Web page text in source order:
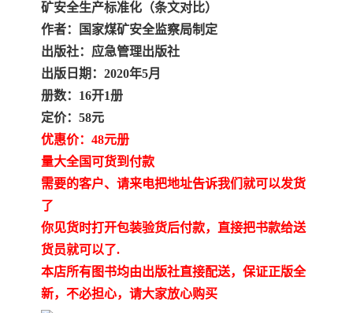
矿安全生产标准化（条文对比）
作者：国家煤矿安全监察局制定
出版社：应急管理出版社
出版日期：2020年5月
册数：16开1册
定价：58元
优惠价：48元册
量大全国可货到付款
需要的客户、请来电把地址告诉我们就可以发货
了
你见货时打开包装验货后付款，直接把书款给送
货员就可以了.
本店所有图书均由出版社直接配送，保证正版全
新，不必担心，请大家放心购买